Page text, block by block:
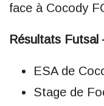
face à Cocody
Résultats Futsal
ESA de
Stage de